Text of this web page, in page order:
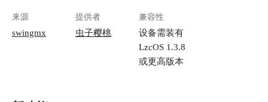
chengdu.myqcloud.com/guidelines/62/0f65924a-
426f-4c07-816d-11bb62091849.png "image.png")
扫描完成后，点击 Folders 可以就可以看到已经
来源
swingmx
提供者
虫子樱桃
兼容性
设备需装有
LzcOS 1.3.8
或更高版本